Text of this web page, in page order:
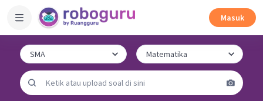
Masuk